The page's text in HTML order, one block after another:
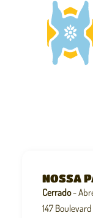
NOSSA
Cerrado-
147